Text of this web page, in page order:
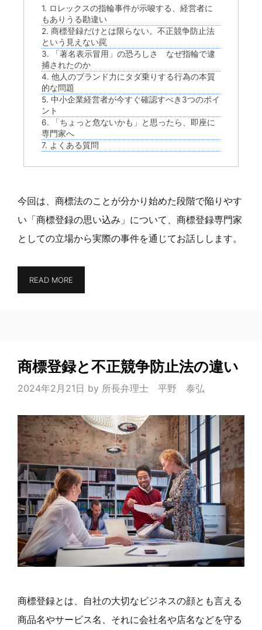
1. ロレックスの指輪事件が示唆する、経営者に
もありうる勘違い
2. 商標登録だけとは限らない。不正競争防止法
という見えない罠
3. 「著名表示冒用」の恐ろしさ なぜ指輪で逮
捕されたのか
4. 他人のブランド力にタダ乗りする行為の本質
的な問題
5. 中小企業経営者が今すぐ確認すべき3つのポイ
ント
6. 「ちょっと危ないかも」と思ったら、即座に
専門家へ
7. よくある質問
今回は、商標法のことが分かり始めた段階で陥りやす
い「商標登録の思い込み」について、商標登録専門家
としての立場から実際の事件を通じてお話しします。
READ MORE
商標登録と不正競争防止法の違い
2024年2月21日 by 所長弁理士 平野 泰弘
商標登録とは、自社の大切なビジネスの顔とも言える
商品名やサービス名、それに会社名や店名などを守る